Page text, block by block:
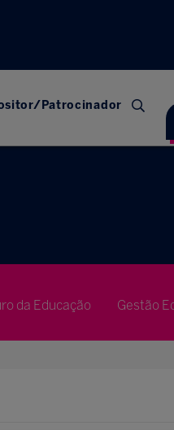
Patrocinador
da Educação Gestão